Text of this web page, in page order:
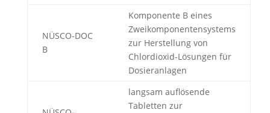
NÜSCO-DOC
B
Komponente B eines
Zweikomponentensystems
zur Herstellung von
Chlordioxid-Lösungen für
Dosieranlagen
langsam auflösende
Tabletten zur